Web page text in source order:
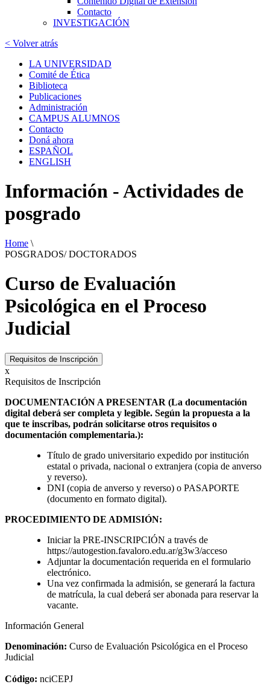
Contacto
INVESTIGACIÓN
< Volver atrás
LA UNIVERSIDAD
Comité de Ética
Biblioteca
Publicaciones
Administración
CAMPUS ALUMNOS
Contacto
Doná ahora
ESPAÑOL
ENGLISH
Información - Actividades de
posgrado
Home \
POSGRADOS/ DOCTORADOS
Curso de Evaluación
Psicológica en el Proceso
Judicial
Requisitos de Inscripción
x
Requisitos de Inscripción
DOCUMENTACIÓN A PRESENTAR (La documentación
digital deberá ser completa y legible. Según la propuesta a la
que te inscribas, podrán solicitarse otros requisitos o
documentación complementaria.):
Título de grado universitario expedido por institución
estatal o privada, nacional o extranjera (copia de anverso
y reverso).
DNI (copia de anverso y reverso) o PASAPORTE
(documento en formato digital).
PROCEDIMIENTO DE ADMISIÓN:
Iniciar la PRE-INSCRIPCIÓN a través de
https://autogestion.favaloro.edu.ar/g3w3/acceso
Adjuntar la documentación requerida en el formulario
electrónico.
Una vez confirmada la admisión, se generará la factura
de matrícula, la cual deberá ser abonada para reservar la
vacante.
Información General
Denominación: Curso de Evaluación Psicológica en el Proceso
Judicial
Código: nciCEPJ